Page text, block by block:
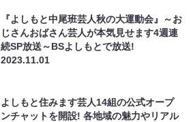
『よしもと中尾班芸人秋の大運動会』～お
じさんおばさん芸人が本気見せます4週連
続SP放送～BSよしもとで放送!
2023.11.01
よしもと住みます芸⼈14組の公式オープ
ンチャットを開設! 各地域の魅⼒やリアル